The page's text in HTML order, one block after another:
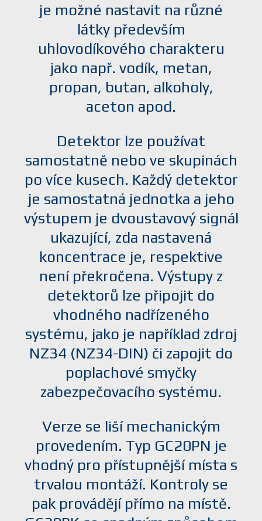
je možné nastavit na různé
látky především
uhlovodíkového charakteru
jako např. vodík, metan,
propan, butan, alkoholy,
aceton apod.
Detektor lze používat
samostatně nebo ve skupinách
po více kusech. Každý detektor
je samostatná jednotka a jeho
výstupem je dvoustavový signál
ukazující, zda nastavená
koncentrace je, respektive
není překročena. Výstupy z
detektorů lze připojit do
vhodného nadřízeného
systému, jako je například zdroj
NZ34 (NZ34-DIN) či zapojit do
poplachové smyčky
zabezpečovacího systému.
Verze se liší mechanickým
provedením. Typ GC20PN je
vhodný pro přístupnější místa s
trvalou montáží. Kontroly se
pak provádějí přímo na místě.